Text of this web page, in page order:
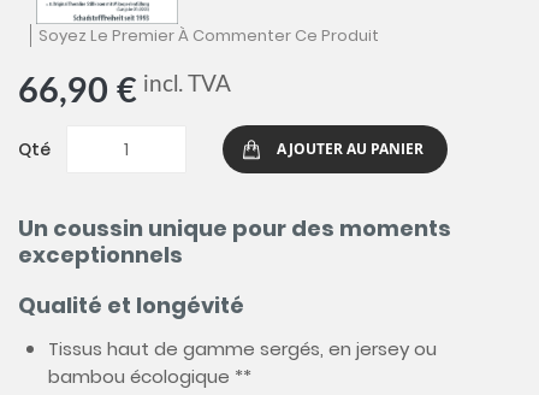
Soyez Le Premier À Commenter Ce Produit
66,90 € incl. TVA
Qté AJOUTER AU PANIER
Un coussin unique pour des moments
exceptionnels
Qualité et longévité
Tissus haut de gamme sergés, en jersey ou
bambou écologique **